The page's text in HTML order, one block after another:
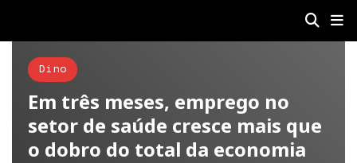
Dino
Em três meses, emprego no
setor de saúde cresce mais que
o dobro do total da economia